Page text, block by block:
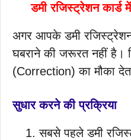
डमी रजिस्ट्रेशन कार्ड
अगर आपके डमी रजिस्ट्रेशन
घबराने की जरूरत नहीं है।
(Correction) का मौका
सुधार करने की प्रक्रिया
सबसे पहले डमी